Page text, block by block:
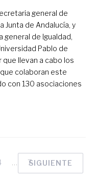
general de
Junta de Andalucía, y
general de Igualdad,
Pablo de
que llevan a cabo los
colaboran este
con 130 asociaciones
7
SIGUIENTE